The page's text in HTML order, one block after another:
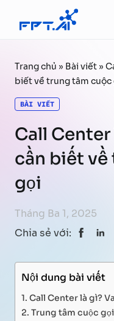
Chuyển đến phần nội
Trang chủ » Bài viết»
biết về trung tâm cuộc
BÀI VIẾT
Call
cần biết
gọi
Tháng Ba 1, 2025
Chia sẻ với:
Nội dung bài viết
Call Center là gì?
Trung tâm cuộc